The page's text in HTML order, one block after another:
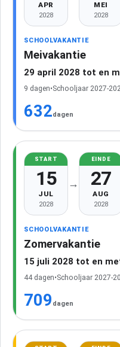
APR
2028
MEI
2028
SCHOOLVAKANTIE
Meivakantie
29 april 2028 tot en
9 dagen•Schooljaar 2027-
632dagen
START
15
JUL
2028
→
EINDE
27
AUG
2028
SCHOOLVAKANTIE
Zomervakantie
15 juli 2028 tot en
44 dagen•Schooljaar 2027-
709 dagen